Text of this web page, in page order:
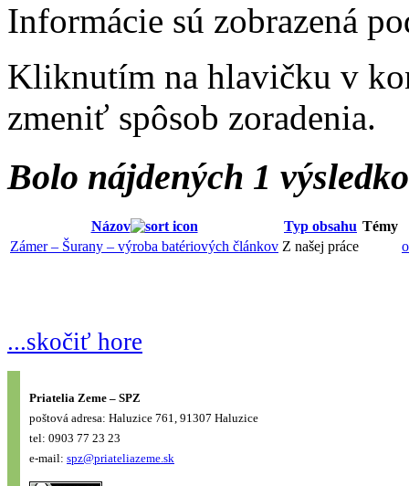
Informácie sú zobrazená
Kliknutím na hlavičku v
zmeniť spôsob zoradenia.
Bolo nájdených 1
Názov Typ obsahu Témy
Zámer – Šurany – výroba batériových článkov Z našej práce
...skočiť hore
Priatelia Zeme – SPZ
poštová adresa: Haluzice 761, 91307 Haluzice
tel: 0903 77 23 23
e-mail: spz@priateliazeme.sk